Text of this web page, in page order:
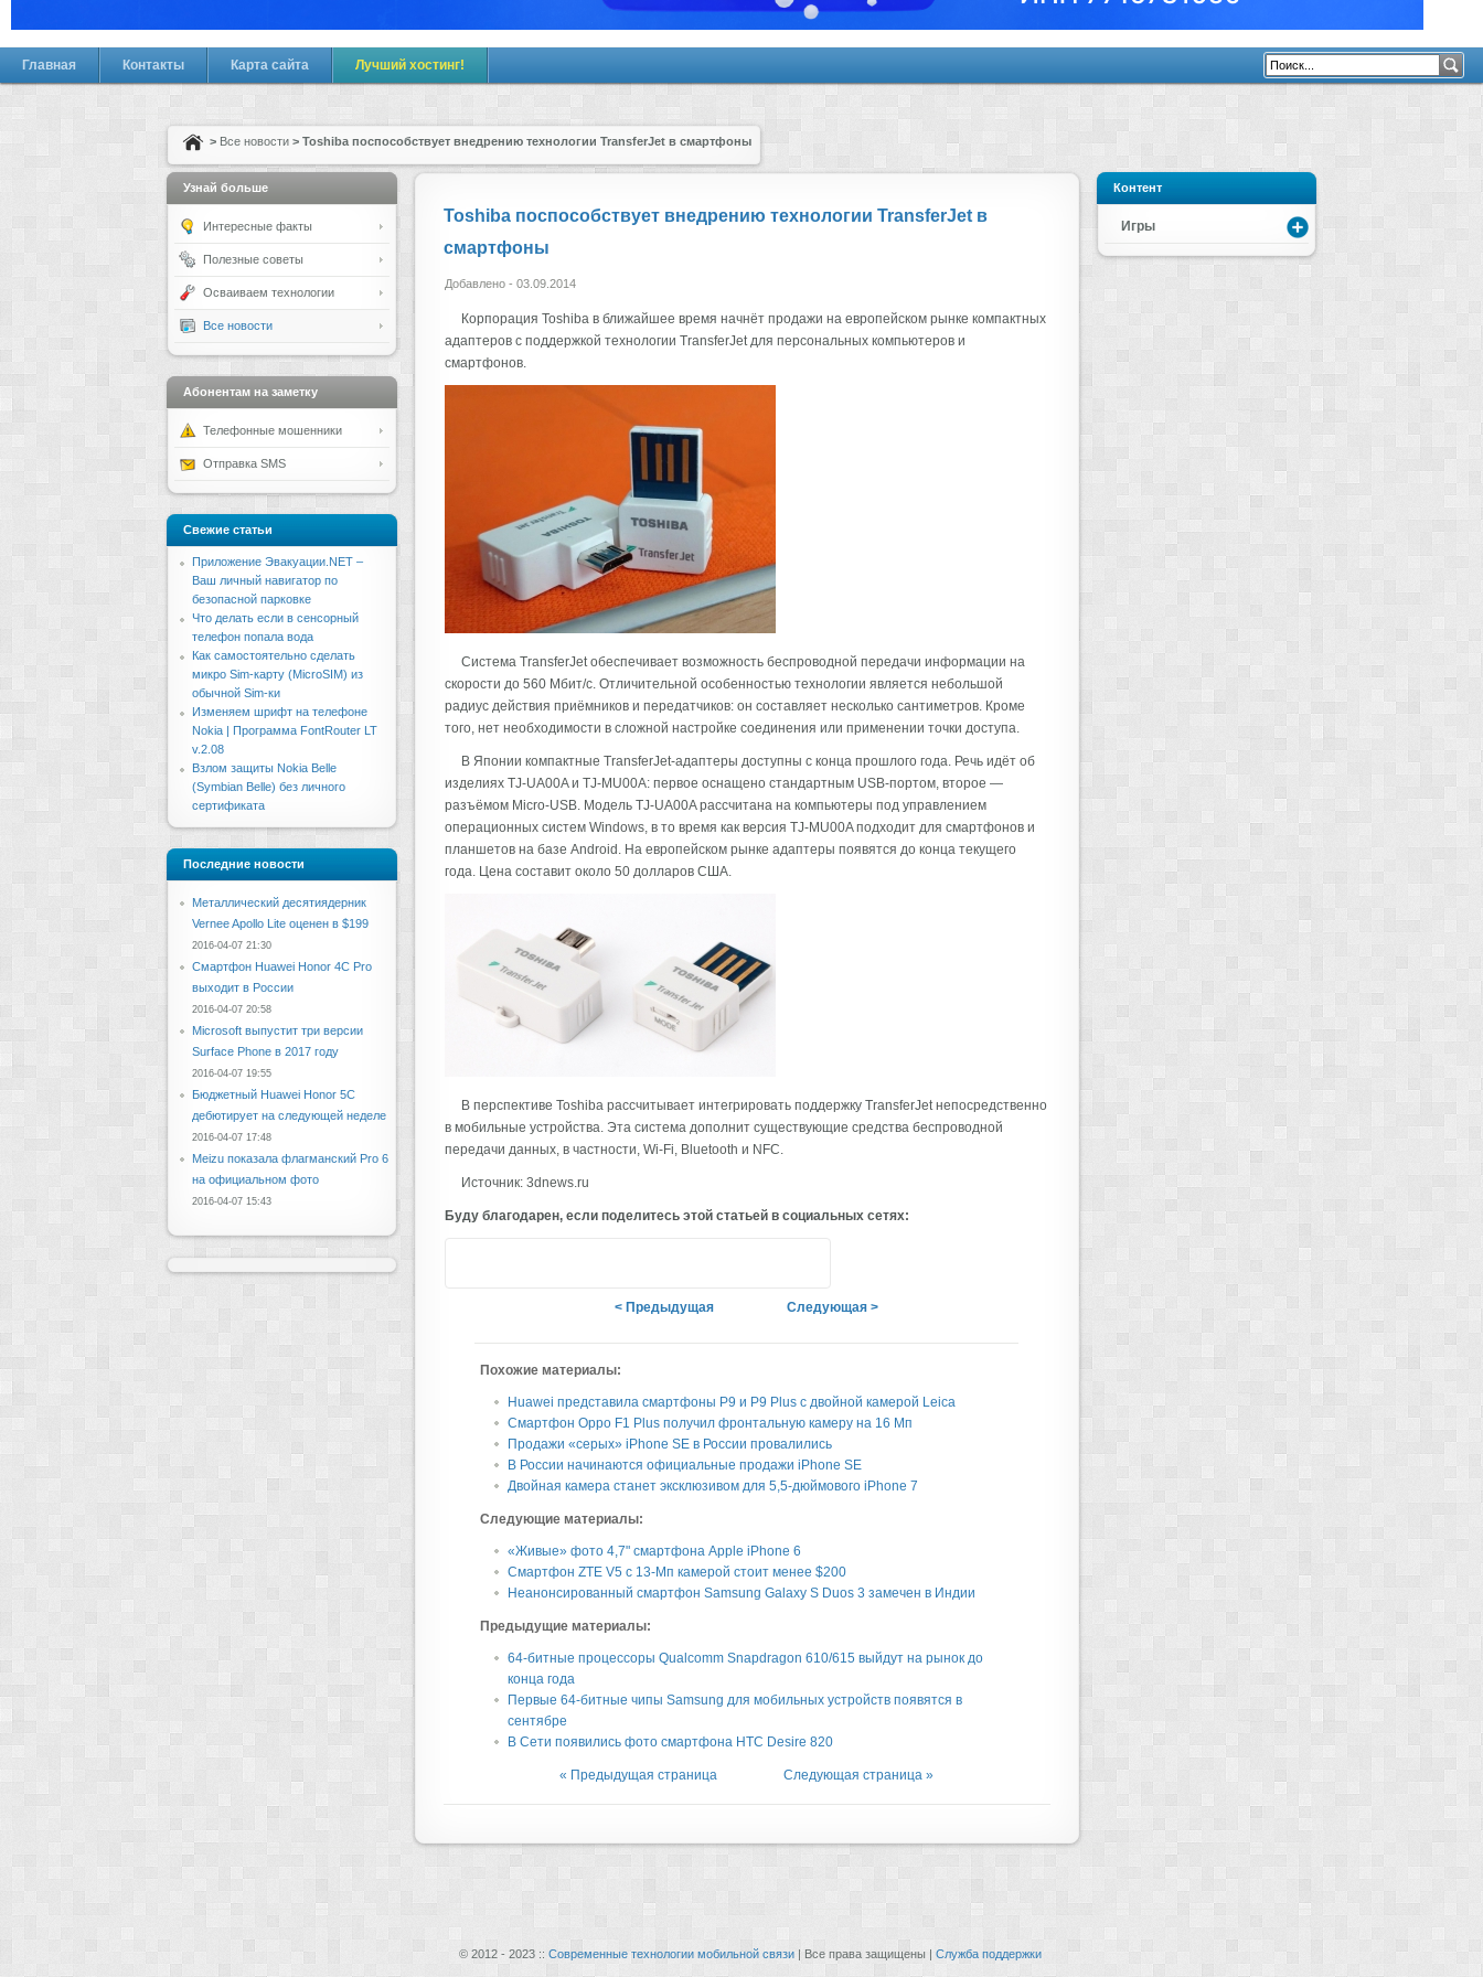
Главная Контакты Карта сайта Лучший хостинг!
> Все новости > Toshiba поспособствует внедрению технологии TransferJet в смартфоны
Toshiba поспособствует внедрению технологии TransferJet в
смартфоны
Добавлено - 03.09.2014
Корпорация Toshiba в ближайшее время начнёт продажи на европейском рынке компактных
адаптеров с поддержкой технологии TransferJet для персональных компьютеров и
смартфонов.
Система TransferJet обеспечивает возможность беспроводной передачи информации на
скорости до 560 Мбит/с. Отличительной особенностью технологии является небольшой
радиус действия приёмников и передатчиков: он составляет несколько сантиметров. Кроме
того, нет необходимости в сложной настройке соединения или применении точки доступа.
В Японии компактные TransferJet-адаптеры доступны с конца прошлого года. Речь идёт об
изделиях TJ-UA00A и TJ-MU00A: первое оснащено стандартным USB-портом, второе —
разъёмом Micro-USB. Модель TJ-UA00A рассчитана на компьютеры под управлением
операционных систем Windows, в то время как версия TJ-MU00A подходит для смартфонов и
планшетов на базе Android. На европейском рынке адаптеры появятся до конца текущего
года. Цена составит около 50 долларов США.
В перспективе Toshiba рассчитывает интегрировать поддержку TransferJet непосредственно
в мобильные устройства. Эта система дополнит существующие средства беспроводной
передачи данных, в частности, Wi-Fi, Bluetooth и NFC.
Источник: 3dnews.ru
Буду благодарен, если поделитесь этой статьей в социальных сетях:
< Предыдущая Следующая >
Похожие материалы:
Huawei представила смартфоны P9 и P9 Plus с двойной камерой Leica
Смартфон Oppo F1 Plus получил фронтальную камеру на 16 Мп
Продажи «серых» iPhone SE в России провалились
В России начинаются официальные продажи iPhone SE
Двойная камера станет эксклюзивом для 5,5-дюймового iPhone 7
Следующие материалы:
«Живые» фото 4,7" смартфона Apple iPhone 6
Смартфон ZTE V5 с 13-Мп камерой стоит менее $200
Неанонсированный смартфон Samsung Galaxy S Duos 3 замечен в Индии
Предыдущие материалы:
64-битные процессоры Qualcomm Snapdragon 610/615 выйдут на рынок до
конца года
Первые 64-битные чипы Samsung для мобильных устройств появятся в
сентябре
В Сети появились фото смартфона HTC Desire 820
« Предыдущая страница Следующая страница »
Контент
Игры
Узнай больше
Интересные факты
Полезные советы
Осваиваем технологии
Все новости
Абонентам на заметку
Телефонные мошенники
Отправка SMS
Свежие статьи
Приложение Эвакуации.NET –
Ваш личный навигатор по
безопасной парковке
Что делать если в сенсорный
телефон попала вода
Как самостоятельно сделать
микро Sim-карту (MicroSIM) из
обычной Sim-ки
Изменяем шрифт на телефоне
Nokia | Программа FontRouter LT
v.2.08
Взлом защиты Nokia Belle
(Symbian Belle) без личного
сертификата
Последние новости
Металлический десятиядерник
Vernee Apollo Lite оценен в $199
2016-04-07 21:30
Смартфон Huawei Honor 4C Pro
выходит в России
2016-04-07 20:58
Microsoft выпустит три версии
Surface Phone в 2017 году
2016-04-07 19:55
Бюджетный Huawei Honor 5C
дебютирует на следующей неделе
2016-04-07 17:48
Meizu показала флагманский Pro 6
на официальном фото
2016-04-07 15:43
© 2012 - 2023 :: Современные технологии мобильной связи| Все права защищены | Служба поддержки